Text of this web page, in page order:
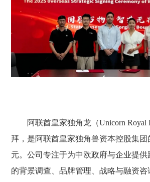
阿联酋皇家独角龙（Unicorn Royal
拜，是阿联酋皇家独角兽资本控股集
元。公司专注于为中欧政府与企业提
的背景调查、品牌管理、战略与融资咨